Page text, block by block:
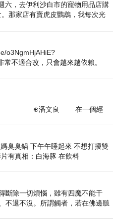
六，去伊利沙白市的寵物用品店購
那家店有賣虎皮鸚鵡，我每次光
。他們偶爾會引進 C
o3NgmHjAHiE?
不適合改，只會越來越依賴。
一個經
臭臭鍋 下午午睡起來 不想打擾雙
有真相：白海豚 在飲料
斷除一切煩惱，雖有四魔不能干
不退不沒。所謂觸者，若在佛邊聽